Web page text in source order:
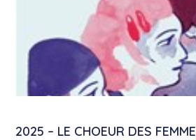
2025 – LE CHOEUR DES